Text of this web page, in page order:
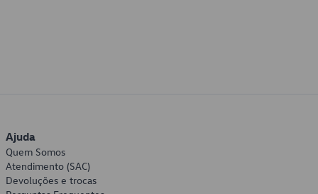
Ajuda
Quem Somos
Atendimento (SAC)
Devoluções e trocas